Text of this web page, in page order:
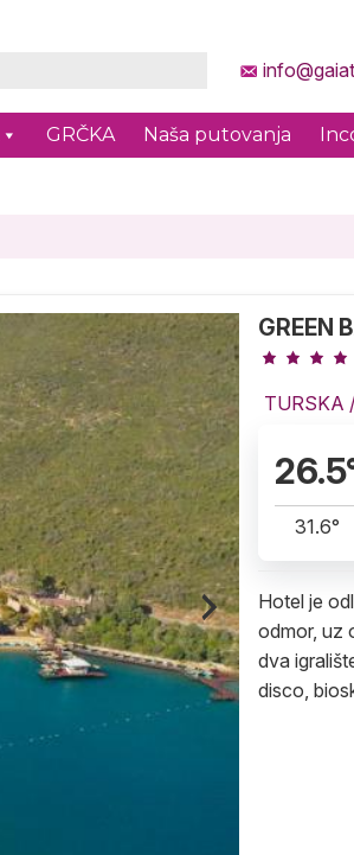
GRČKA Naša putovanja
GREEN
TURSKA
26.5
31.6°
Hotel je
odmor, uz
dva
disco,